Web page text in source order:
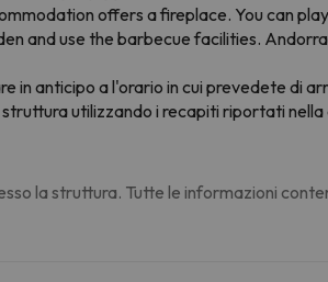
offers a fireplace. You can
and use the barbecue facilities.
in anticipo a l'orario in cui prevedete di
utilizzando i recapiti riportati
la struttura. Tutte le informazioni